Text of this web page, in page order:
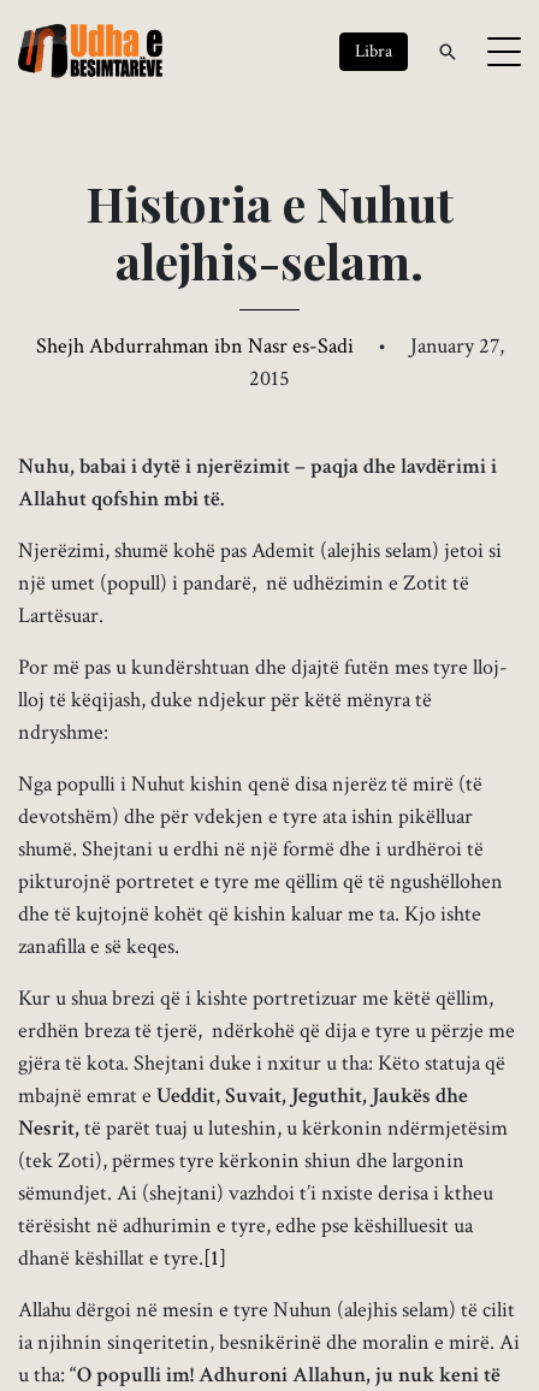
Libra
Historiae Nuhut
alejhis-selam.
Shejh Abdurrahman ibn Nasr es-Sadi •
January 27,
2015
Nuhu, babai i dytë i njerëzimit – paqja dhe lavdërimi i
Allahut qofshin mbi të.
Njerëzimi, shumë kohë pas Ademit (alejhis selam) jetoi si
një umet (popull) i pandarë, në udhëzimin e Zotit të
Lartësuar.
Por më pas u kundërshtuan dhe djajtë futën mes tyre lloj-
lloj të këqijash, duke ndjekur për këtë mënyra të
ndryshme:
Nga populli i Nuhut kishin qenë disa njerëz të mirë (të
devotshëm) dhe për vdekjen e tyre ata ishin pikëlluar
shumë. Shejtani u erdhi në një formë dhe i urdhëroi të
pikturojnë portretet e tyre me qëllim që të ngushëllohen
dhe të kujtojnë kohët që kishin kaluar me ta. Kjo ishte
zanafilla e së keqes.
Kur u shua brezi që i kishte portretizuar me këtë qëllim,
erdhën breza të tjerë, ndërkohë që dija e tyre u përzje me
gjëra të kota. Shejtani duke i nxitur u tha: Këto statuja që
mbajnë emrat e Ueddit,Suvait, Jeguthit, Jaukës dhe
Nesrit,të parët tuaj u luteshin, u kërkonin ndërmjetësim
(tek Zoti), përmes tyre kërkonin shiun dhe largonin
sëmundjet. Ai (shejtani) vazhdoi t’i nxiste derisa i ktheu
tërësisht në adhurimin e tyre, edhe pse këshilluesit ua
dhanë këshillat e tyre.[1]
Allahu dërgoi në mesin e tyre Nuhun (alejhis selam) të cilit
ia njihnin sinqeritetin, besnikërinë dhe moralin e mirë. Ai
u tha: “O populli im! Adhuroni Allahun, ju nuk keni të